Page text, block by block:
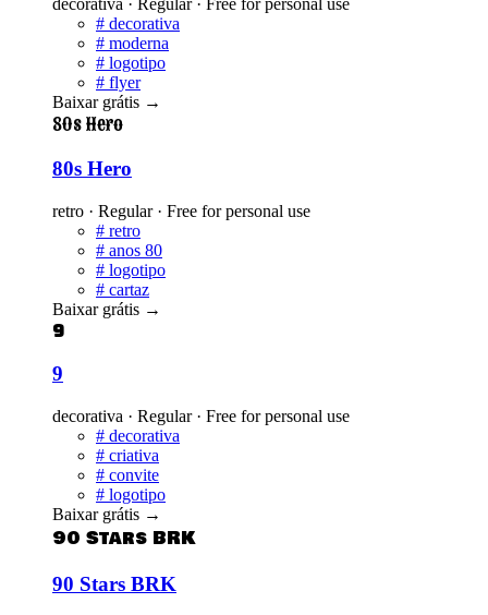
decorativa · Regular · Free for personal use
# decorativa
# moderna
# logotipo
# flyer
Baixar grátis →
80s Hero
80s Hero
retro · Regular · Free for personal use
# retro
# anos 80
# logotipo
# cartaz
Baixar grátis →
9
9
decorativa · Regular · Free for personal use
# decorativa
# criativa
# convite
# logotipo
Baixar grátis →
90 Stars BRK
90 Stars BRK